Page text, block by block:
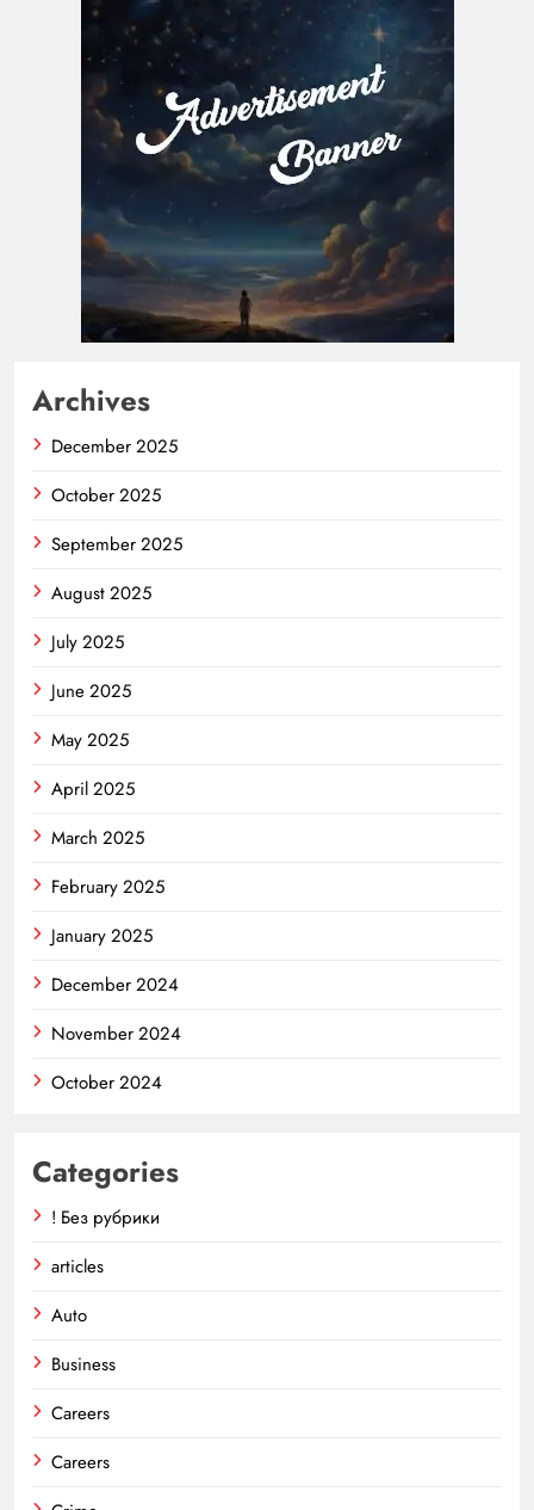
Archives
December 2025
October 2025
September 2025
August 2025
July 2025
June 2025
May 2025
April 2025
March 2025
February 2025
January 2025
December 2024
November 2024
October 2024
Categories
! Без рубрики
articles
Auto
Business
Careers
Careers